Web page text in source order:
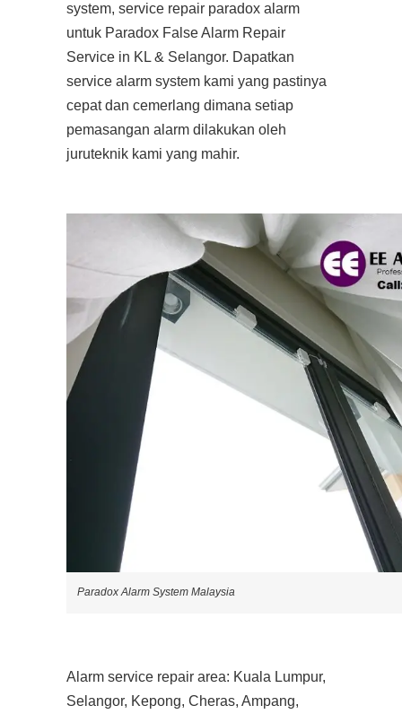
system, service repair paradox alarm
untuk Paradox False Alarm Repair
Service in KL & Selangor. Dapatkan
service alarm system kami yang pastinya
cepat dan cemerlang dimana setiap
pemasangan alarm dilakukan oleh
juruteknik kami yang mahir.
Paradox Alarm System Malaysia
Alarm service repair area: Kuala Lumpur,
Selangor, Kepong, Cheras, Ampang,